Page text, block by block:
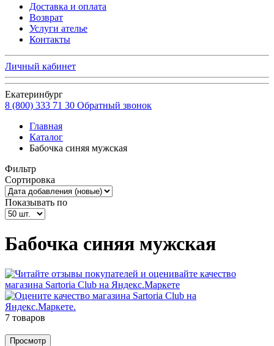
Доставка и оплата
Возврат
Услуги ателье
Контакты
Личный кабинет
Екатеринбург
8 (800) 333 71 30 Обратный звонок
Главная
Каталог
Бабочка синяя мужская
Фильтр
Сортировка
Показывать по
Бабочка синяя мужская
7 товаров
Просмотр